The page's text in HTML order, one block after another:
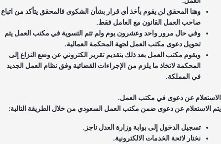
وهنا المحقق لن يقوم بأخذ أي قرار بشأن الشكوى فالمحقق يتأكد من اتباع
صاحب العمل القانون مع العامل فقط.
وفي حال مرور واحد وعشرون يوم ولم تتم التسوية في مكتب العمل يتم
تحويل دعوى مكتب العمل لجهة المحكمة العمالية.
ويقوم مكتب العمل بعد ذلك بتقديم تقرير الكتروني عن وضع النزاع إلى
المحكمة لاتخاذ ما يلزم من الإجراءات القضائية وفق نظام العمل الجديد
في المملكة.
عن دعوى في مكتب العمل.
الاستعلام عن دعوى ضمن مكتب العمل السعودي من خلال الطريقة التالية:
تسجيل الدخول إلى بوابة وزارة العدل ناجز.
نختار لائحة الخدمات الالكترونية.